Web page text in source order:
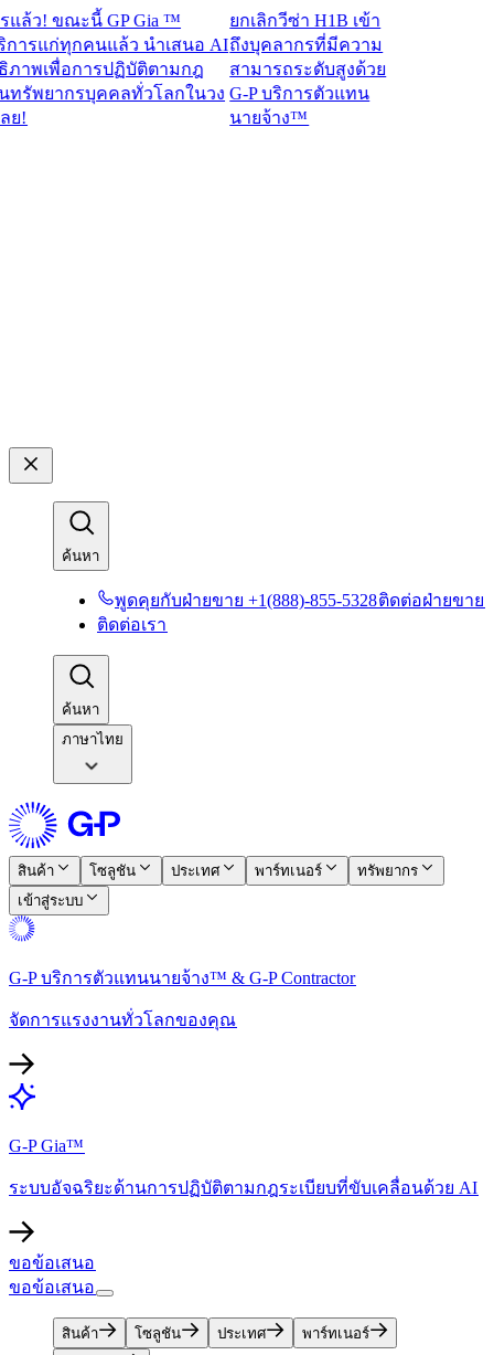
! ขณะนี้ GP Gia ™
ก่ทุกคนแล้ว นำเสนอ AI
เพื่อการปฏิบัติตามกฎ
ยากรบุคคลทั่วโลกในวง
ยกเลิกวีซ่า H1B เข้า
ถึงบุคลากรที่มีความ
สามารถระดับสูงด้วย
G-P บริการตัวแทน
นายจ้าง™​​
ค้นหา​​
พูดคุยกับฝ่ายขาย +1(888)-855-5328​​ติดต่อฝ่ายขาย​​
ติดต่อเรา​​
ค้นหา​​
ภาษาไทย
สินค้า​​ โซลูชัน​​ ประเทศ​​ พาร์ทเนอร์​​
ทรัพยากร​​
เข้าสู่ระบบ​​
G-P บริการตัวแทนนายจ้าง™ & G-P Contractor​​
จัดการแรงงานทั่วโลกของคุณ​​
G-P Gia™​​
ระบบอัจฉริยะด้านการปฏิบัติตามกฎระเบียบที่ขับเคลื่อนด้วย AI​​
ขอข้อเสนอ​​
ขอข้อเสนอ​​
สินค้า​​ โซลูชัน​​ ประเทศ​​
พาร์ทเนอร์​​